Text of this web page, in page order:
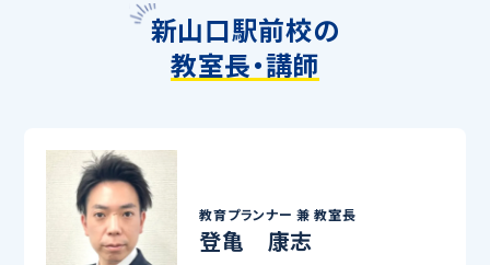
新山口駅前校の
教室長・講師
教育プランナー 兼教室長
登亀 康志